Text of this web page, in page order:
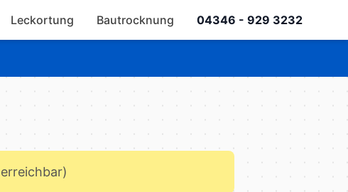
Leckortung Bautrocknung 04346 - 929 3232